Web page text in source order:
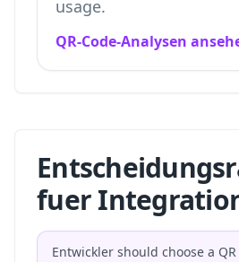
usage.
QR-Code-Analysen
fuer
Entwickler should choose a